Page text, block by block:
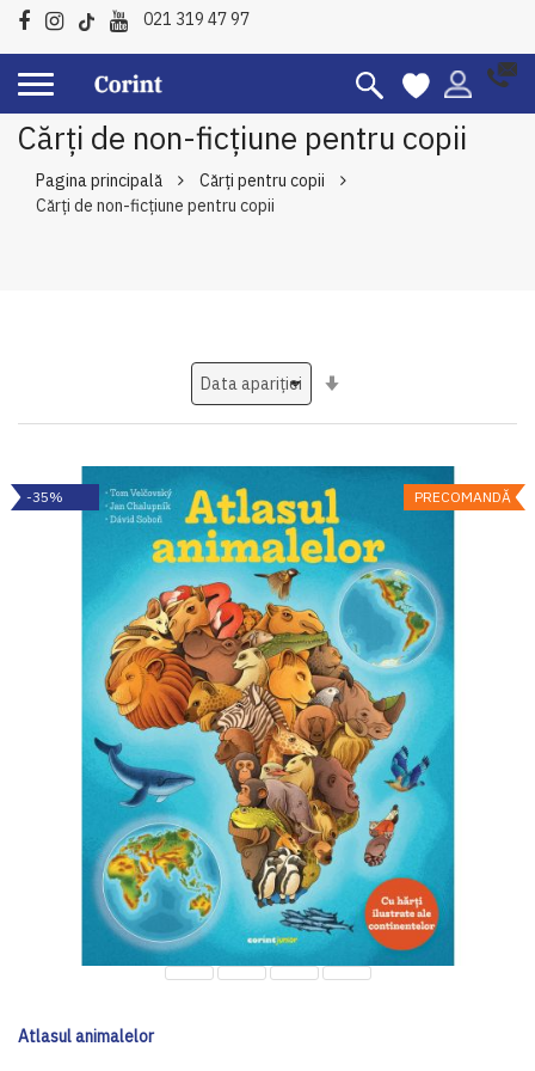
021 319 47 97
Cărți de non-ficțiune pentru copii
Pagina principală
Cărți pentru copii
Cărți de non-ficțiune pentru copii
PRECOMANDĂ
-35%
Atlasul animalelor